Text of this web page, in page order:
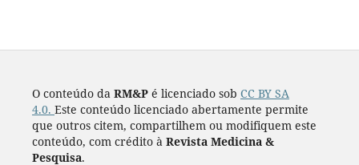
O conteúdo da RM&Pé licenciado sob CC BY SA
4.0. Este conteúdo licenciado abertamente permite
que outros citem, compartilhem ou modifiquem este
conteúdo, com crédito à Revista Medicina &
Pesquisa.